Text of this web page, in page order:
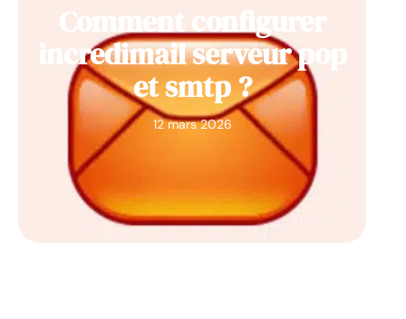
Comment configurer
incredimail serveur pop
et smtp ?
12 mars 2026